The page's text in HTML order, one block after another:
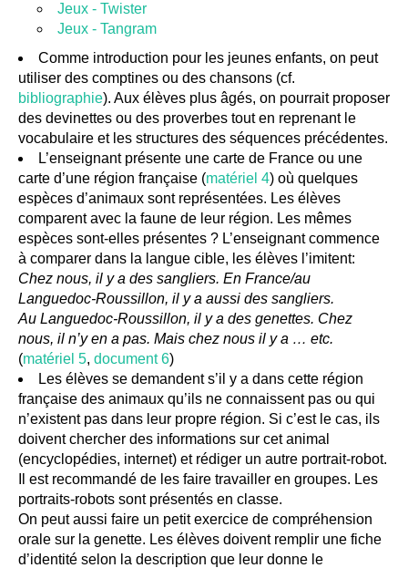
Jeux - Twister
Jeux - Tangram
Comme introduction pour les jeunes enfants, on peut
utiliser des comptines ou des chansons (cf.
bibliographie). Aux élèves plus âgés, on pourrait proposer
des devinettes ou des proverbes tout en reprenant le
vocabulaire et les structures des séquences précédentes.
L’enseignant présente une carte de France ou une
carte d’une région française (matériel 4) où quelques
espèces d’animaux sont représentées. Les élèves
comparent avec la faune de leur région. Les mêmes
espèces sont-elles présentes ? L’enseignant commence
à comparer dans la langue cible, les élèves l’imitent:
Chez nous, il y a des sangliers. En France/au
Languedoc-Roussillon, il y a aussi des sangliers.
Au Languedoc-Roussillon, il y a des genettes. Chez
nous, il n’y en a pas. Mais chez nous il y a … etc.
(matériel 5, document 6)
Les élèves se demandent s’il y a dans cette région
française des animaux qu’ils ne connaissent pas ou qui
n’existent pas dans leur propre région. Si c’est le cas, ils
doivent chercher des informations sur cet animal
(encyclopédies, internet) et rédiger un autre portrait-robot.
Il est recommandé de les faire travailler en groupes. Les
portraits-robots sont présentés en classe.
On peut aussi faire un petit exercice de compréhension
orale sur la genette. Les élèves doivent remplir une fiche
d’identité selon la description que leur donne le